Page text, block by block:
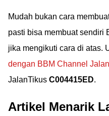
Mudah bukan cara
pasti bisa membuat sendiri
jika mengikuti cara di atas.
dengan BBM Channel
JalanTikus C004415ED.
Artikel Menarik